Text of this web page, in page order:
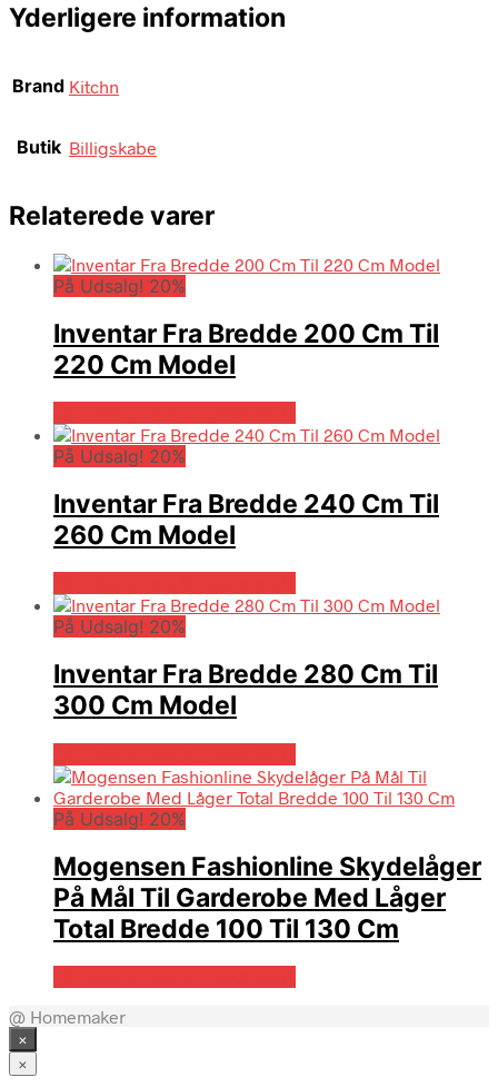
Yderligere information
Brand Kitchn
Butik Billigskabe
Relaterede varer
På Udsalg! 20%
Inventar Fra Bredde 200 Cm Til
220 Cm Model
På Udsalg! 20%
Inventar Fra Bredde 240 Cm Til
260 Cm Model
På Udsalg! 20%
Inventar Fra Bredde 280 Cm Til
300 Cm Model
På Udsalg! 20%
Mogensen Fashionline Skydelåger
På Mål Til Garderobe Med Låger
Total Bredde 100 Til 130 Cm
@ Homemaker
×
×